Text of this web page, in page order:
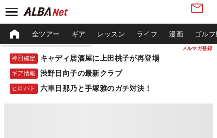
メルマガ登録
全ツアー ギア レッスン ライフ 漫画 ゴル
神回確定 キャディ居酒屋に上田桃子が再登場
ギア情報 渋野日向子の最新クラブ
ヒロバト 六車日那乃と手塚雅のガチ対決！